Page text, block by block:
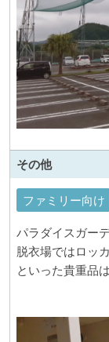
その他
ファミリー向け
パラダイスガー
脱衣場ではロッ
といった貴重品